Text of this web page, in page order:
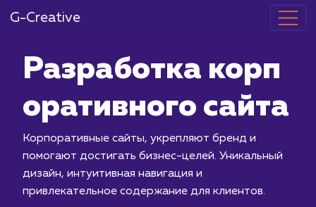
G-Creative
Разработка
оративного
Корпоративные сайты, укрепляют